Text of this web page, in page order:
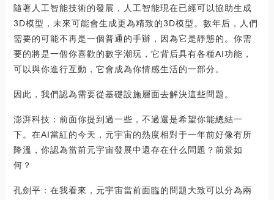
隨著人工智能技術的發展，人工智能現在已經可以協助生成
3D模型，未來可能會生成更為精致的3D模型。數年后，人們
需要的可能不再是一個普通的手辦，因為它是靜態的。你需
要的將是一個你喜歡的數字潮玩，它背后具有各種AI功能，
可以與你進行互動，它會成為你情感生活的一部分。
因此，我們認為需要從基礎設施層面去解決這些問題。
澎湃科技：前面你提到過一些，不過還是希望你能總結一
下。在AI當紅的今天，元宇宙的熱度相對于一年前好像有所
降溫，你認為當前元宇宙發展中還存在什么問題？前景如
何？
孔劍平：在我看來，元宇宙當前面臨的問題大致可以分為兩